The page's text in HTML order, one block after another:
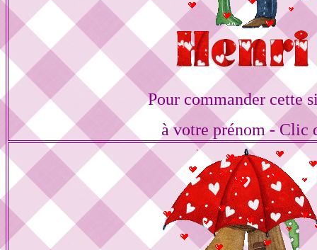
Pour commander cette
à votre prénom - Clic